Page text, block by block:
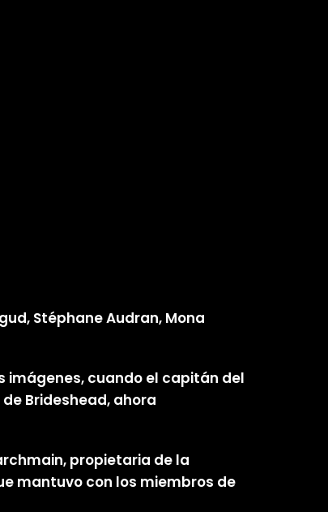
Stéphane Audran, Mona
imágenes, cuando el capitán del
Brideshead, ahora
propietaria de la
mantuvo con los miembros de